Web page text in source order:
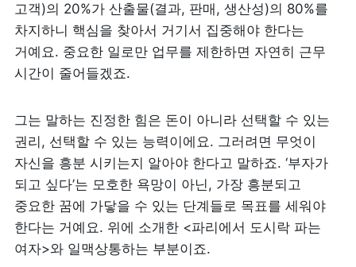
고객)의 20%가 산출물(결과, 판매, 생산성)의 80%를
차지하니 핵심을 찾아서 거기서 집중해야 한다는
거예요. 중요한 일로만 업무를 제한하면 자연히 근무
시간이 줄어들겠죠.
그는 말하는 진정한 힘은 돈이 아니라 선택할 수 있는
권리, 선택할 수 있는 능력이에요. 그러려면 무엇이
자신을 흥분 시키는지 알아야 한다고 말하죠. ‘부자가
되고 싶다’는 모호한 욕망이 아닌, 가장 흥분되고
중요한 꿈에 가닿을 수 있는 단계들로 목표를 세워야
한다는 거예요. 위에 소개한 <파리에서 도시락 파는
여자>와 일맥상통하는 부분이죠.